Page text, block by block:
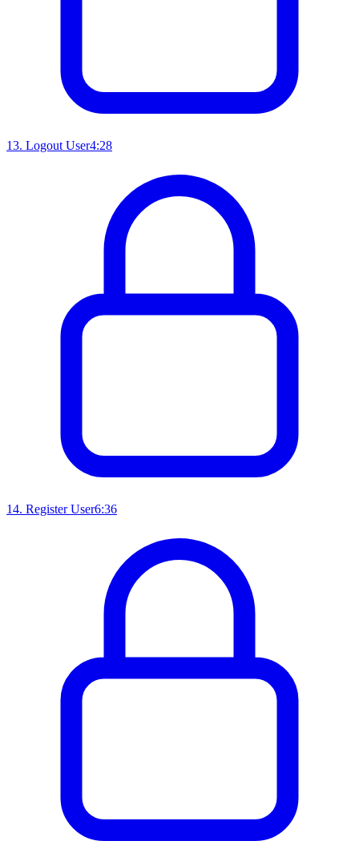
13. Logout User4:28
14. Register User6:36